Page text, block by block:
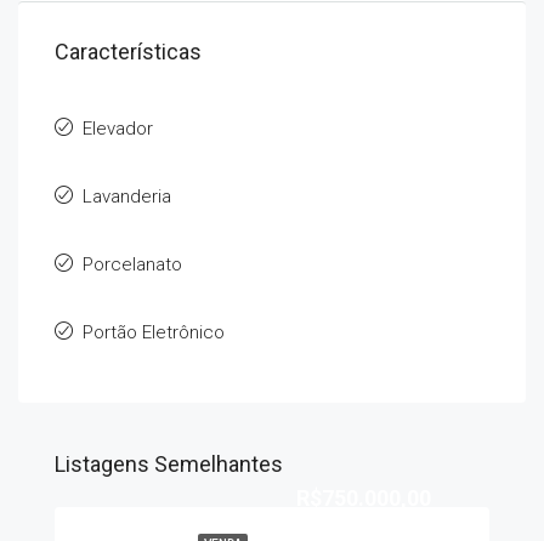
Características
Elevador
Lavanderia
Porcelanato
Portão Eletrônico
Listagens Semelhantes